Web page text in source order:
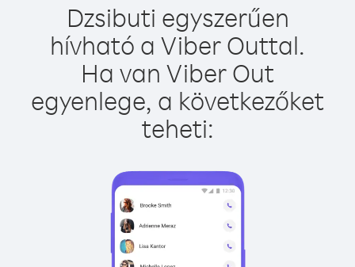
Dzsibuti egyszerűen
hívható a Viber Outtal.
Ha van Viber Out
egyenlege, a következőket
teheti: